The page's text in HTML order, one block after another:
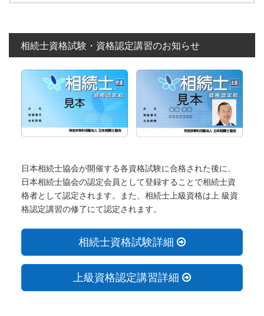
相続士資格試験・資格認定講習のお知らせ
日本相続士協会が開催する各資格試験に合格された後に、
日本相続士協会の認定会員として登録することで相続士資
格者として認定されます。また、相続士上級資格は上 級資
格認定講習の修了にて認定されます。
相続士資格試験詳細
上級資格認定講習詳細